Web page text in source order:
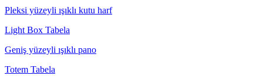
Pleksi yüzeyli ışıklı kutu harf
Light Box Tabela
Geniş yüzeyli ışıklı pano
Totem Tabela